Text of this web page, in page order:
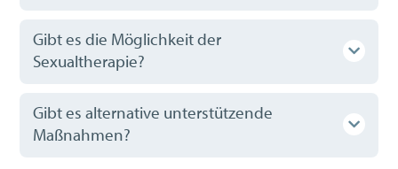
Gibt es die Möglichkeit der
Sexualtherapie?
Gibt es alternative unterstützende
Maßnahmen?